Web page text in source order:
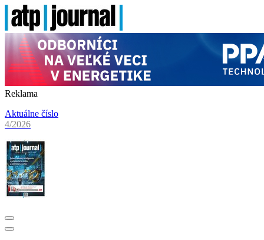
Reklama
Aktuálne číslo
4/2026